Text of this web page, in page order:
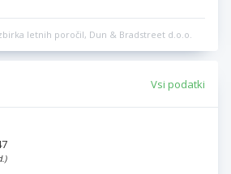
letnih poročil, Dun & Bradstreet d.o.o.
Vsi podatki